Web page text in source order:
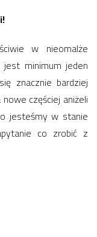
w nieomalże
minimum jeden
znacznie bardziej
częściej aniżeli
jesteśmy w stanie
co zrobić z